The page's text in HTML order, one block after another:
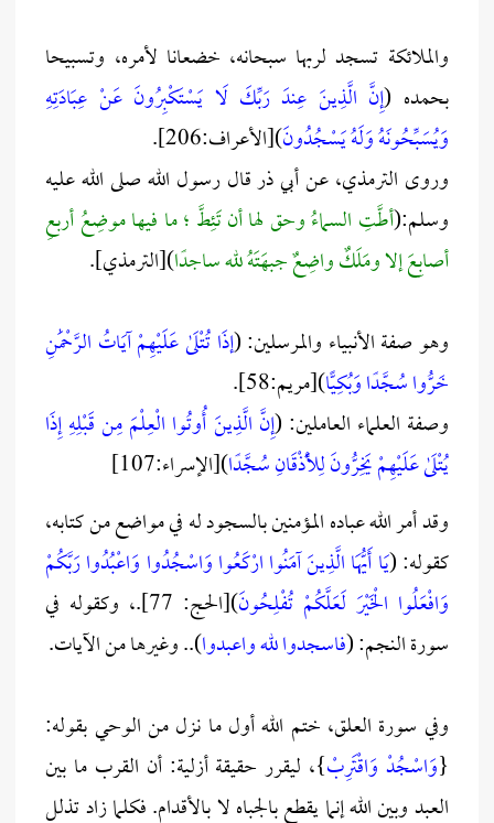
والملائكة تسجد لربها سبحانه، خضعانا لأمره، وتسبيحا
بحمده (إِنَّ الَّذِينَ عِندَ رَبِّكَ لَا يَسْتَكْبِرُونَ عَنْ عِبَادَتِهِ
وَيُسَبِّحُونَهُ وَلَهُ يَسْجُدُونَ)[الأعراف:206].
وروى الترمذي، عن أبي ذر قال رسول الله صلى الله عليه
وسلم:(أطَّتِ السماءُ وحق لها أن تَئِطَّ ؛ ما فيها موضِعُ أربعِ
أصابِعَ إلا ومَلَكٌ واضِعٌ جبهَتَهُ لله ساجدًا)[الترمذي].
وهو صفة الأنبياء والمرسلين: (إذَا تُتْلَىٰ عَلَيْهِمْ آيَاتُ الرَّحْمَٰنِ
خَرُّوا سُجَّدًا وَبُكِيًّا)[مريم:58].
وصفة العلماء العاملين: (إِنَّ الَّذِينَ أُوتُوا الْعِلْمَ مِن قَبْلِهِ إِذَا
يُتْلَىٰ عَلَيْهِمْ يَخِرُّونَ لِلْأَذْقَانِ سُجَّدًا)[الإسراء:107]
وقد أمر الله عباده المؤمنين بالسجود له في مواضع من كتابه،
كقوله: (يَا أَيُّهَا الَّذِينَ آمَنُوا ارْكَعُوا وَاسْجُدُوا وَاعْبُدُوا رَبَّكُمْ
وَافْعَلُوا الْخَيْرَ لَعَلَّكُمْ تُفْلِحُونَ
)[الحج: 77].، وكقوله في
سورة النجم: (فاسجدوا لله واعبدوا).. وغيرها من الآيات.
وفي سورة العلق، ختم الله أول ما نزل من الوحي بقوله:
{وَاسْجُدْ وَاقْتَرِبْ}، ليقرر حقيقة أزلية: أن القرب ما بين
العبد وبين الله إنما يقطع بالجباه لا بالأقدام. فكلما زاد تذلل